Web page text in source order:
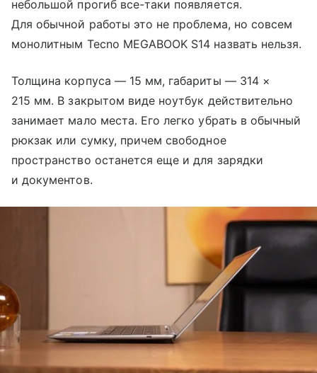
небольшой прогиб все-таки появляется.
Для обычной работы это не проблема, но совсем
монолитным Tecno MEGABOOK S14 назвать нельзя.
Толщина корпуса — 15 мм, габариты — 314 ×
215 мм. В закрытом виде ноутбук действительно
занимает мало места. Его легко убрать в обычный
рюкзак или сумку, причем свободное
пространство останется еще и для зарядки
и документов.